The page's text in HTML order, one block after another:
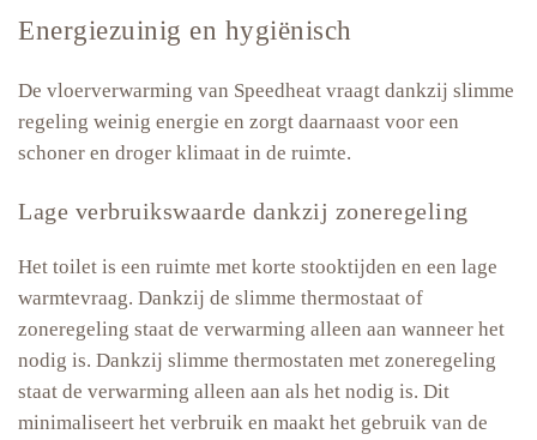
Energiezuinig en hygiënisch
De vloerverwarming van Speedheat vraagt dankzij slimme
regeling weinig energie en zorgt daarnaast voor een
schoner en droger klimaat in de ruimte.
Lage verbruikswaarde dankzij zoneregeling
Het toilet is een ruimte met korte stooktijden en een lage
warmtevraag. Dankzij de slimme thermostaat of
zoneregeling staat de verwarming alleen aan wanneer het
nodig is. Dankzij slimme thermostaten met zoneregeling
staat de verwarming alleen aan als het nodig is. Dit
minimaliseert het verbruik en maakt het gebruik van de